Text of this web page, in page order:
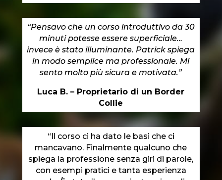
“Pensavo che un corso introduttivo da 30
minuti potesse essere superficiale…
invece è stato illuminante. Patrick spiega
in modo semplice ma professionale. Mi
sento molto più sicura e motivata.”
Luca B. – Proprietario di un Border
Collie
“Il corso ci ha dato le basi che ci
mancavano. Finalmente qualcuno che
spiega la professione senza giri di parole,
con esempi pratici e tanta esperienza